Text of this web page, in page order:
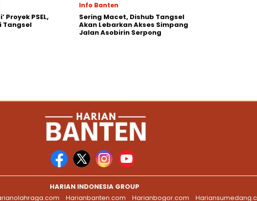
Proyek PSEL,
Tangsel
Info Banten
Sering Macet, Dishub Tangsel
Akan Lebarkan Akses Simpang
Jalan Asobirin Serpong
HARIAN INDONESIA GROUP
Harianbanten.com Harianbogor.com